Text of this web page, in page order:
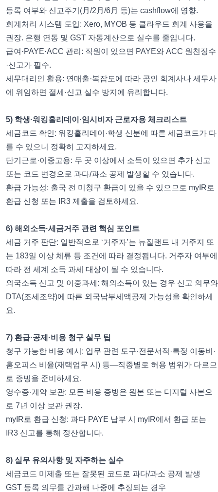
등록 여부와 신고주기(月/2月/6月 등)는 cashflow에 영향.
회계처리 시스템 도입: Xero, MYOB 등 클라우드 회계 사용을
권장. 은행 연동 및 GST 자동계산으로 실수를 줄입니다.
급여·PAYE·ACC 관리: 직원이 있으면 PAYE와 ACC 원천징수
·신고가 필수.
세무대리인 활용: 연매출·복잡도에 따라 공인 회계사나 세무사
에 위임하면 절세·신고 실수 방지에 유리합니다.
5) 학생·워킹홀리데이·임시비자 근로자용 체크리스트
세금코드 확인: 워킹홀리데이·학생 신분에 따른 세금코드가 다
를 수 있으니 정확히 고지하세요.
단기근로·이중고용: 두 곳 이상에서 소득이 있으면 추가 신고
또는 코드 변경으로 과다/과소 공제 발생할 수 있습니다.
환급 가능성: 출국 전 미청구 환급이 있을 수 있으므로 myIR로
환급 신청 또는 IR3 제출을 검토하세요.
6) 해외소득·세금거주 관련 핵심 포인트
세금 거주 판단: 일반적으로 ‘거주자’는 뉴질랜드 내 거주지 또
는 183일 이상 체류 등 조건에 따라 결정됩니다. 거주자 여부에
따라 전 세계 소득 과세 대상이 될 수 있습니다.
외국소득 신고 및 이중과세: 해외소득이 있는 경우 신고 의무와
DTA(조세조약)에 따른 외국납부세액공제 가능성을 확인하세
요.
7) 환급·공제·비용 청구 실무 팁
청구 가능한 비용 예시: 업무 관련 도구·전문서적·특정 이동비·
홈오피스 비율(재택업무 시) 등—직종별로 허용 범위가 다르므
로 증빙을 준비하세요.
영수증·계약 보관: 모든 비용 증빙은 원본 또는 디지털 사본으
로 7년 이상 보관 권장.
myIR로 환급 신청: 과다 PAYE 납부 시 myIR에서 환급 또는
IR3 신고를 통해 정산합니다.
8) 실무 유의사항 및 자주하는 실수
세금코드 미제출 또는 잘못된 코드로 과다/과소 공제 발생
GST 등록 의무를 간과해 나중에 추징되는 경우